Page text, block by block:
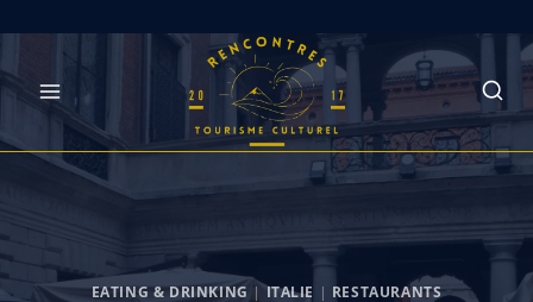
to
EATING & DRINKING |ITALIE | RESTAURANTS